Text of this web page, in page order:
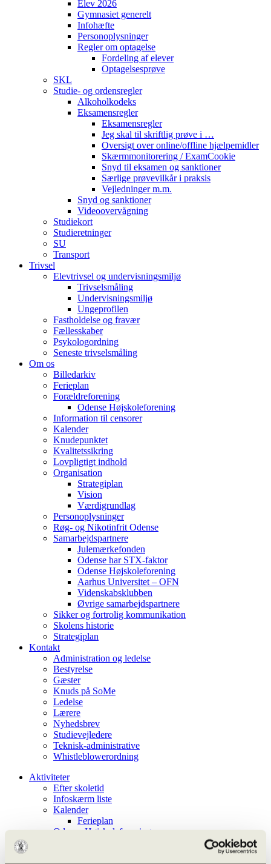
Elev 2026
Gymnasiet generelt
Infohæfte
Personoplysninger
Regler om optagelse
Fordeling af elever
Optagelsesprøve
SKL
Studie- og ordensregler
Alkoholkodeks
Eksamensregler
Eksamensregler
Jeg skal til skriftlig prøve i …
Oversigt over online/offline hjælpemidler
Skærmmonitorering / ExamCookie
Snyd til eksamen og sanktioner
Særlige prøvevilkår i praksis
Vejledninger m.m.
Snyd og sanktioner
Videoovervågning
Studiekort
Studieretninger
SU
Transport
Trivsel
Elevtrivsel og undervisningsmiljø
Trivselsmåling
Undervisningsmiljø
Ungeprofilen
Fastholdelse og fravær
Fællesskaber
Psykologordning
Seneste trivselsmåling
Om os
Billedarkiv
Ferieplan
Forældreforening
Odense Højskoleforening
Information til censorer
Kalender
Knudepunktet
Kvalitetssikring
Lovpligtigt indhold
Organisation
Strategiplan
Vision
Værdigrundlag
Personoplysninger
Røg- og Nikotinfrit Odense
Samarbejdspartnere
Julemærkefonden
Odense har STX-faktor
Odense Højskoleforening
Aarhus Universitet – OFN
Videnskabsklubben
Øvrige samarbejdspartnere
Sikker og fortrolig kommunikation
Skolens historie
Strategiplan
Kontakt
Administration og ledelse
Bestyrelse
Gæster
Knuds på SoMe
Ledelse
Lærere
Nyhedsbrev
Studievejledere
Teknisk-administrative
Whistleblowerordning
Aktiviteter
Efter skoletid
Infoskærm liste
Kalender
Ferieplan
Odense Højskoleforening